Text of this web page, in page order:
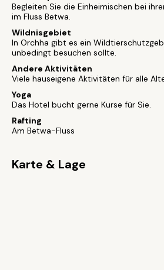
Begleiten Sie die Einheimischen bei
im Fluss Betwa.
Wildnisgebiet
In Orchha gibt es ein
unbedingt besuchen sollte.
Andere Aktivitäten
Viele hauseigene Aktivitäten für alle
Yoga
Das Hotel bucht gerne Kurse für Sie.
Rafting
Am Betwa-Fluss
Karte & Lage